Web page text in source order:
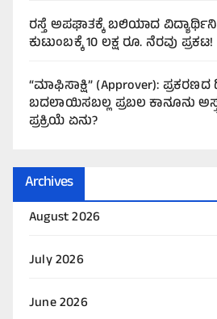
ರಸ್ತೆ ಅಪಘಾತಕ್ಕೆ ಬಲಿಯಾದ
ಕುಟುಂಬಕ್ಕೆ 10 ಲಕ್ಷ ರೂ. ನೆರವು ಪ್ರಕಟ!
“ಮಾಫಿಸಾಕ್ಷಿ” (Approver): ಪ್ರಕರಣದ
ಬದಲಾಯಿಸಬಲ್ಲ ಪ್ರಬಲ ಕಾನೂನು
ಪ್ರಕ್ರಿಯೆ ಏನು?
Archives
August 2026
July 2026
June 2026